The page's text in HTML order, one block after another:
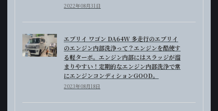
2022年08月31日
エブリイ ワゴン DA64W 多走行のエブリイ
のエンジン内部洗浄って？エンジンを酷使す
る軽ターボ。エンジン内部にはスラッジが溜
まりやすい！定期的なエンジン内部洗浄で常
にエンジンコンディションGOOD。
2023年08月18日